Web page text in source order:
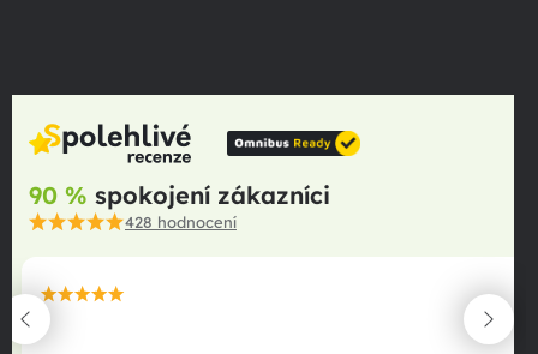
90 % spokojení zákazníci
428 hodnocení
maximální spokojenost
22.06.2025